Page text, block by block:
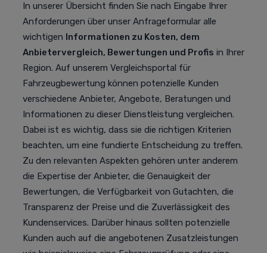
In unserer Übersicht finden Sie nach Eingabe Ihrer
Anforderungen über unser Anfrageformular alle
wichtigen Informationen zu Kosten, dem
Anbietervergleich, Bewertungen und Profis in Ihrer
Region. Auf unserem Vergleichsportal für
Fahrzeugbewertung können potenzielle Kunden
verschiedene Anbieter, Angebote, Beratungen und
Informationen zu dieser Dienstleistung vergleichen.
Dabei ist es wichtig, dass sie die richtigen Kriterien
beachten, um eine fundierte Entscheidung zu treffen.
Zu den relevanten Aspekten gehören unter anderem
die Expertise der Anbieter, die Genauigkeit der
Bewertungen, die Verfügbarkeit von Gutachten, die
Transparenz der Preise und die Zuverlässigkeit des
Kundenservices. Darüber hinaus sollten potenzielle
Kunden auch auf die angebotenen Zusatzleistungen